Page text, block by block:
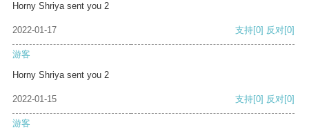
Horny Shriya sent you 2
2022-01-17 支持[0] 反对[0]
游客
Horny Shriya sent you 2
2022-01-15 支持[0] 反对[0]
游客